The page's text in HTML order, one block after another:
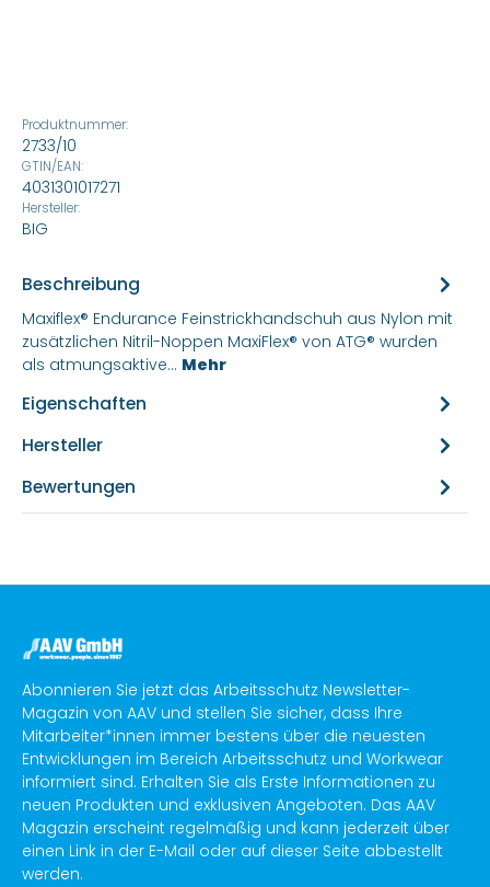
Produktnummer:
2733/10
GTIN/EAN:
4031301017271
Hersteller:
BIG
Beschreibung
Maxiflex® Endurance Feinstrickhandschuh aus Nylon mit
zusätzlichen Nitril-Noppen MaxiFlex® von ATG® wurden
als atmungsaktive… Mehr
Eigenschaften
Hersteller
Bewertungen
Abonnieren Sie jetzt das Arbeitsschutz Newsletter-
Magazin von AAV und stellen Sie sicher, dass Ihre
Mitarbeiter*innen immer bestens über die neuesten
Entwicklungen im Bereich Arbeitsschutz und Workwear
informiert sind. Erhalten Sie als Erste Informationen zu
neuen Produkten und exklusiven Angeboten. Das AAV
Magazin erscheint regelmäßig und kann jederzeit über
einen Link in der E-Mail oder auf dieser Seite abbestellt
werden.